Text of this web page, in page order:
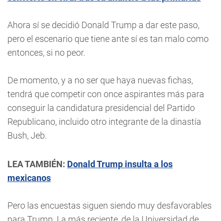
Ahora sí se decidió Donald Trump a dar este paso,
pero el escenario que tiene ante sí es tan malo como
entonces, si no peor.
De momento, y a no ser que haya nuevas fichas,
tendrá que competir con once aspirantes más para
conseguir la candidatura presidencial del Partido
Republicano, incluido otro integrante de la dinastía
Bush, Jeb.
LEA TAMBIÉN: Donald Trump insulta a los
mexicanos
Pero las encuestas siguen siendo muy desfavorables